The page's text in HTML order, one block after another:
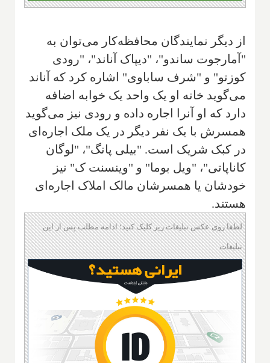
از دیگر نمایندگان محافظه‌کار می‌توان به
"آمارجوت ساندو"، "دیپاک آناند"، "رودی
کوزتو" و "شرف ساباوی" اشاره کرد که آناند
می‌گوید خانه او یک واحد یک خوابه اضافه
دارد که او آنرا اجاره داده و رودی نیز می‌گوید
همسرش با یک نفر دیگر در یک ملک اجاره‌ای
در کبک شریک است. "بیلی پانگ"، "لوگان
کاناپاتی"، "ویل بوما" و "وینسنت ک" نیز
خودشان یا همسرشان مالک املاک اجاره‌ای
هستند.
لطفا روی عکس تبلیغات زیر کلیک کنید؛ ادامه مطلب پس از این
تبلیغات